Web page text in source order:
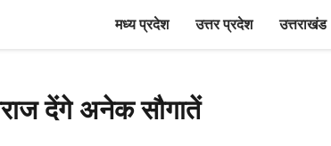
मध्य प्रदेश उत्तर प्रदेश उत्तराखंड
देंगे अनेक सौगातें